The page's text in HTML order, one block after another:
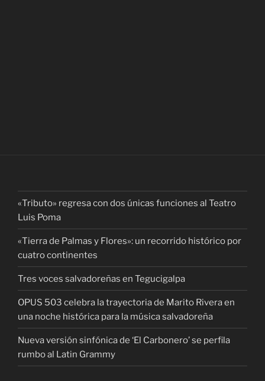
«Tributo» regresa con dos únicas funciones al Teatro
Luis Poma
«Tierra de Palmas y Flores»: un recorrido histórico por
cuatro continentes
Tres voces salvadoreñas en Tegucigalpa
OPUS 503 celebra la trayectoria de Marito Rivera en
una noche histórica para la música salvadoreña
Nueva versión sinfónica de ‘El Carbonero’ se perfila
rumbo al Latin Grammy